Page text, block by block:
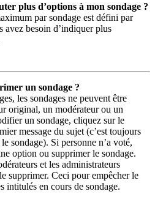
plus d’options à mon sondage ?
par sondage est défini par
avez besoin d’indiquer plus
un sondage ?
les sondages ne peuvent être
original, un modérateur ou un
un sondage, cliquez sur le
message du sujet (c’est toujours
sondage). Si personne n’a voté,
option ou supprimer le sondage.
et les administrateurs
supprimer. Ceci pour empêcher le
intitulés en cours de sondage.